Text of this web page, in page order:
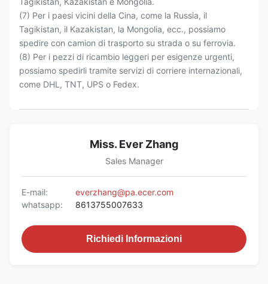
(7) Per i paesi vicini della Cina, come la Russia, il
Tagikistan, il Kazakistan, la Mongolia, ecc., possiamo
spedire con camion di trasporto su strada o su ferrovia.
(8) Per i pezzi di ricambio leggeri per esigenze urgenti,
possiamo spedirli tramite servizi di corriere internazionali,
come DHL, TNT, UPS o Fedex.
Miss. Ever Zhang
Sales Manager
E-mail:
everzhang@pa.ecer.com
whatsapp:
8613755007633
Richiedi Informazioni